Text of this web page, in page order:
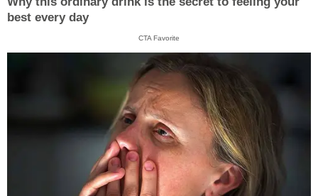
best every day
CTA Favorite